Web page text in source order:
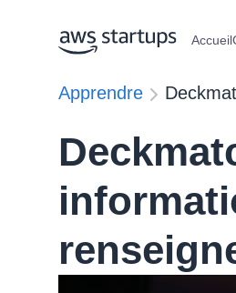
Accueil
Apprendre